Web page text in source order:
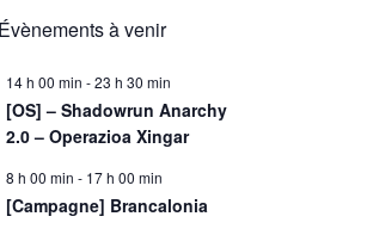
Évènements à venir
14 h 00 min -23 h 30 min
[OS] – Shadowrun Anarchy
2.0 – Operazioa Xingar
8 h 00 min - 17 h 00 min
[Campagne] Brancalonia